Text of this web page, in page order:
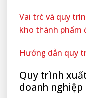
Vai trò và quy
kho thành phẩm
Hướng dẫn quy
Quy trình
doanh nghiệp